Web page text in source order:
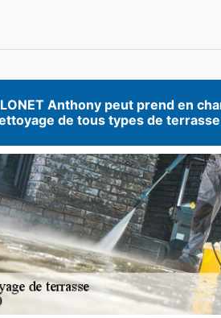
Anthony peut prend en
de tous types de terrasse